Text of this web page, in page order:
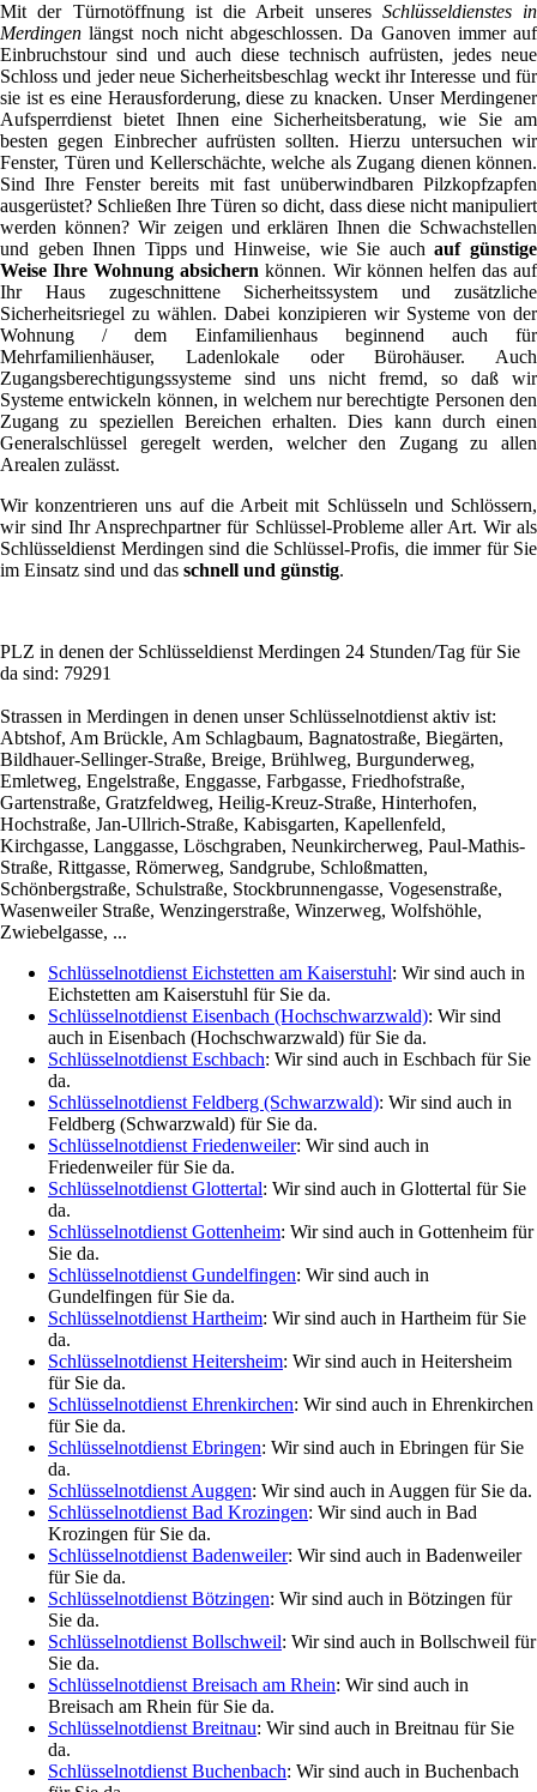
Mit der Türnotöffnung ist die Arbeit unseres Schlüsseldienstes in
Merdingen längst noch nicht abgeschlossen. Da Ganoven immer auf
Einbruchstour sind und auch diese technisch aufrüsten, jedes neue
Schloss und jeder neue Sicherheitsbeschlag weckt ihr Interesse und für
sie ist es eine Herausforderung, diese zu knacken. Unser Merdingener
Aufsperrdienst bietet Ihnen eine Sicherheitsberatung, wie Sie am
besten gegen Einbrecher aufrüsten sollten. Hierzu untersuchen wir
Fenster, Türen und Kellerschächte, welche als Zugang dienen können.
Sind Ihre Fenster bereits mit fast unüberwindbaren Pilzkopfzapfen
ausgerüstet? Schließen Ihre Türen so dicht, dass diese nicht manipuliert
werden können? Wir zeigen und erklären Ihnen die Schwachstellen
und geben Ihnen Tipps und Hinweise, wie Sie auchauf günstige
Weise Ihre Wohnung absichern können. Wir können helfen das auf
Ihr Haus zugeschnittene Sicherheitssystem und zusätzliche
Sicherheitsriegel zu wählen. Dabei konzipieren wir Systeme von der
Wohnung / dem Einfamilienhaus beginnend auch für
Mehrfamilienhäuser, Ladenlokale oder Bürohäuser. Auch
Zugangsberechtigungssysteme sind uns nicht fremd, so daß wir
Systeme entwickeln können, in welchem nur berechtigte Personen den
Zugang zu speziellen Bereichen erhalten. Dies kann durch einen
Generalschlüssel geregelt werden, welcher den Zugang zu allen
Arealen zulässt.
Wir konzentrieren uns auf die Arbeit mit Schlüsseln und Schlössern,
wir sind Ihr Ansprechpartner für Schlüssel-Probleme aller Art. Wir als
Schlüsseldienst Merdingen sind die Schlüssel-Profis, die immer für Sie
im Einsatz sind und das schnell und günstig.
PLZ in denen der Schlüsseldienst Merdingen 24 Stunden/Tag für Sie
da sind: 79291
Strassen in Merdingen in denen unser Schlüsselnotdienst aktiv ist:
Abtshof, Am Brückle, Am Schlagbaum, Bagnatostraße, Biegärten,
Bildhauer-Sellinger-Straße, Breige, Brühlweg, Burgunderweg,
Emletweg, Engelstraße, Enggasse, Farbgasse, Friedhofstraße,
Gartenstraße, Gratzfeldweg, Heilig-Kreuz-Straße, Hinterhofen,
Hochstraße, Jan-Ullrich-Straße, Kabisgarten, Kapellenfeld,
Kirchgasse, Langgasse, Löschgraben, Neunkircherweg, Paul-Mathis-
Straße, Rittgasse, Römerweg, Sandgrube, Schloßmatten,
Schönbergstraße, Schulstraße, Stockbrunnengasse, Vogesenstraße,
Wasenweiler Straße, Wenzingerstraße, Winzerweg, Wolfshöhle,
Zwiebelgasse, ...
Schlüsselnotdienst Eichstetten am Kaiserstuhl: Wir sind auch in
Eichstetten am Kaiserstuhl für Sie da.
Schlüsselnotdienst Eisenbach (Hochschwarzwald): Wir sind
auch in Eisenbach (Hochschwarzwald) für Sie da.
Schlüsselnotdienst Eschbach: Wir sind auch in Eschbach für Sie
da.
Schlüsselnotdienst Feldberg (Schwarzwald): Wir sind auch in
Feldberg (Schwarzwald) für Sie da.
Schlüsselnotdienst Friedenweiler: Wir sind auch in
Friedenweiler für Sie da.
Schlüsselnotdienst Glottertal: Wir sind auch in Glottertal für Sie
da.
Schlüsselnotdienst Gottenheim: Wir sind auch in Gottenheim für
Sie da.
Schlüsselnotdienst Gundelfingen: Wir sind auch in
Gundelfingen für Sie da.
Schlüsselnotdienst Hartheim: Wir sind auch in Hartheim für Sie
da.
Schlüsselnotdienst Heitersheim: Wir sind auch in Heitersheim
für Sie da.
Schlüsselnotdienst Ehrenkirchen: Wir sind auch in Ehrenkirchen
für Sie da.
Schlüsselnotdienst Ebringen: Wir sind auch in Ebringen für Sie
da.
Schlüsselnotdienst Auggen: Wir sind auch in Auggen für Sie da.
Schlüsselnotdienst Bad Krozingen: Wir sind auch in Bad
Krozingen für Sie da.
Schlüsselnotdienst Badenweiler: Wir sind auch in Badenweiler
für Sie da.
Schlüsselnotdienst Bötzingen: Wir sind auch in Bötzingen für
Sie da.
Schlüsselnotdienst Bollschweil: Wir sind auch in Bollschweil für
Sie da.
Schlüsselnotdienst Breisach am Rhein: Wir sind auch in
Breisach am Rhein für Sie da.
Schlüsselnotdienst Breitnau: Wir sind auch in Breitnau für Sie
da.
Schlüsselnotdienst Buchenbach: Wir sind auch in Buchenbach